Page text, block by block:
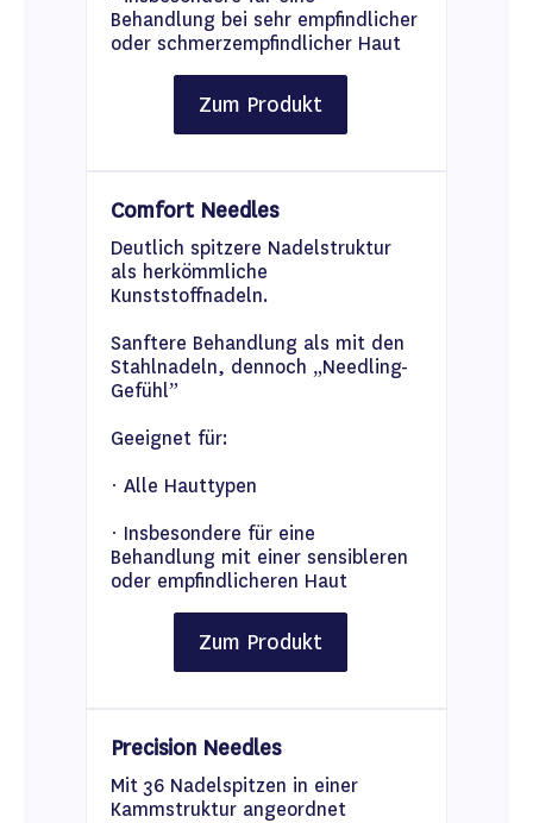
Behandlung bei sehr empfindlicher
oder schmerzempfindlicher Haut
Zum Produkt
Comfort Needles
Deutlich spitzere Nadelstruktur
als herkömmliche
Kunststoffnadeln.
Sanftere Behandlung als mit den
Stahlnadeln, dennoch „Needling-
Gefühl”
Geeignet für:
· Alle Hauttypen
· Insbesondere für eine
Behandlung mit einer sensibleren
oder empfindlicheren Haut
Zum Produkt
Precision Needles
Mit 36 Nadelspitzen in einer
Kammstruktur angeordnet